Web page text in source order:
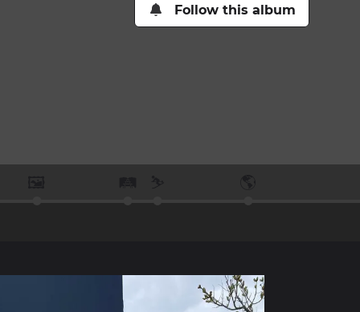
Follow this album